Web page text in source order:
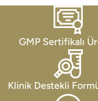
5 BİLEŞEN TEK
2.112,00 ₺
Gardınızı alın!
2.267,00 ₺
GMP Sertifikalı
Klinik Destekli